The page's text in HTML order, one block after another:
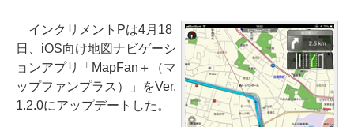
インクリメントPは4月18
日、iOS向け地図ナビゲーシ
ョンアプリ「MapFan＋（マ
ップファンプラス）」をVer.
1.2.0にアップデートした。